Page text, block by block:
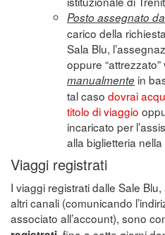
Posto assegnato
carico della
Sala Blu,
oppure
manualmente in
tal caso dovrai
titolo di viaggio
incaricato per
alla biglietteria
Viaggi registrati
I viaggi registrati dalle Sale
altri canali (comunicando
associato all’account), sono